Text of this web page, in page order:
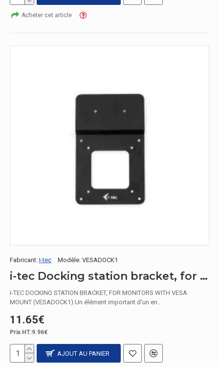
Acheter cet article
Fabricant: I-tec Modèle: VESADOCK1
i-tec Docking station bracket, for monitors with VESA mount
I-TEC DOCKING STATION BRACKET, FOR MONITORS WITH VESA
MOUNT (VESADOCK1).Un élément important d'un en..
11.65€
Prix HT:9.96€
AJOUT AU PANIER